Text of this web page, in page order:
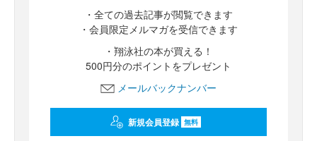
・全ての過去記事が閲覧できます
・会員限定メルマガを受信できます
・翔泳社の本が買える！
500円分のポイントをプレゼント
メールバックナンバー
新規会員登録 無料